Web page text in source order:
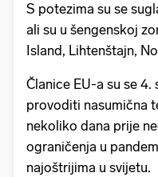
S potezima su se
ali su u šengenskoj
Island, Lihtenštajn,
Članice EU-a su se
provoditi nasumična
nekoliko dana prije
ograničenja u
najoštrijima u svijetu.